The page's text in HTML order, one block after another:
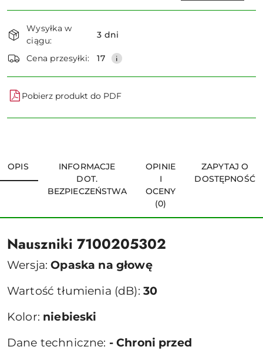
i
dostawa
Wysyłka w
ciągu:
3 dni
Cena przesyłki: 17
Pobierz produkt do PDF
OPIS
INFORMACJE
DOT.
BEZPIECZEŃSTWA
OPINIE
I
OCENY
(0)
ZAPYTAJ O
DOSTĘPNOŚĆ
Nauszniki 7100205302
Wersja:Opaska na głowę
Wartość tłumienia (dB): 30
Kolor: niebieski
Dane techniczne: - Chroni przed